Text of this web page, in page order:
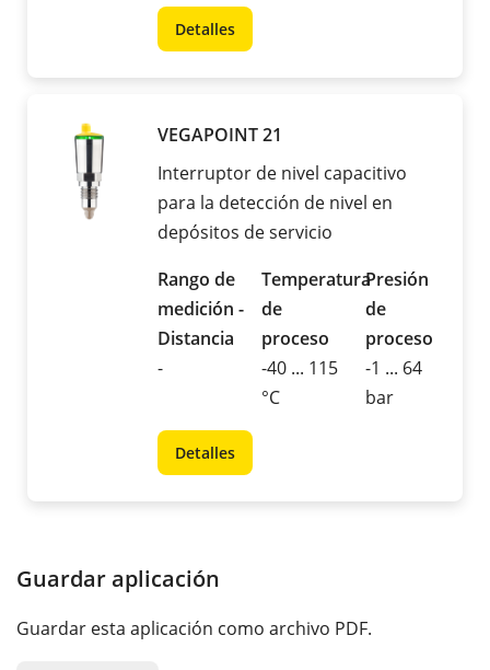
Detalles
VEGAPOINT 21
Interruptor de nivel capacitivo
para la detección de nivel en
depósitos de servicio
Rango de
medición -
Distancia
-
Temperatura
de
proceso
-40 ... 115
°C
Presión
de
proceso
-1 ... 64
bar
Detalles
Guardar aplicación
Guardar esta aplicación como archivo PDF.